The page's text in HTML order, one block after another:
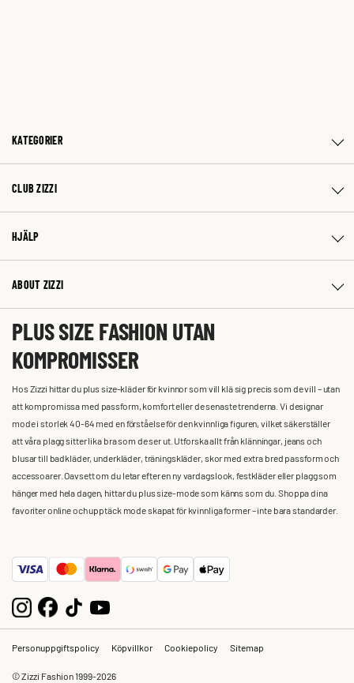
KATEGORIER
CLUB ZIZZI
HJÄLP
ABOUT ZIZZI
PLUS SIZE FASHION UTAN
KOMPROMISSER
Hos Zizzi hittar du plus size-kläder för kvinnor som vill klä sig precis som de vill – utan
att kompromissa med passform, komfort eller de senaste trenderna. Vi designar
mode i storlek 40-64 med en förståelse för den kvinnliga figuren, vilket säkerställer
att våra plagg sitter lika bra som de ser ut. Utforska allt från klänningar, jeans och
blusar till badkläder, underkläder, träningskläder, skor med extra bred passform och
accessoarer. Oavsett om du letar efter en ny vardagslook, festkläder eller plagg som
hänger med hela dagen, hittar du plus size-mode som känns som du. Shoppa dina
favoriter online och upptäck mode skapat för kvinnliga former – inte bara standarder.
Personuppgiftspolicy Köpvillkor Cookiepolicy Sitemap
© Zizzi Fashion 1999-2026